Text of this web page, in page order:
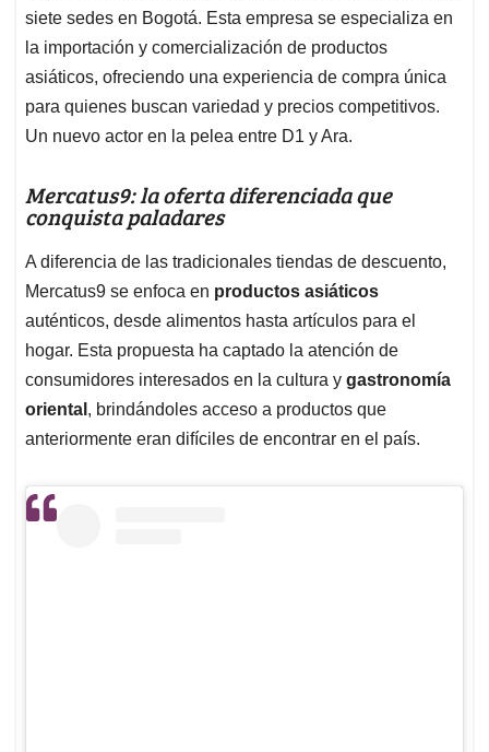
siete sedes en Bogotá. Esta empresa se especializa en
la importación y comercialización de productos
asiáticos, ofreciendo una experiencia de compra única
para quienes buscan variedad y precios competitivos. ​
Un nuevo actor en la pelea entre D1 y Ara.
Mercatus9: la oferta diferenciada que
conquista paladares
A diferencia de las tradicionales tiendas de descuento,
Mercatus9 se enfoca en productos asiáticos
auténticos, desde alimentos hasta artículos para el
hogar. Esta propuesta ha captado la atención de
consumidores interesados en la cultura y gastronomía
oriental , brindándoles acceso a productos que
anteriormente eran difíciles de encontrar en el país.